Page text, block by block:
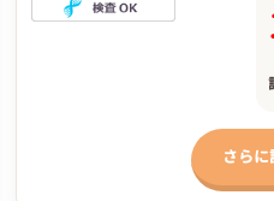
さらに